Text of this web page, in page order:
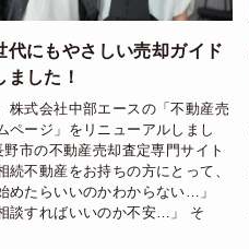
代にもやさしい売却ガイド
ました！
株式会社中部エースの「不動産売
ページ」をリニューアルしまし
市の不動産売却査定専門サイト
続不動産をお持ちの方にとって、
めたらいいのかわからない…」
談すればいいのか不安…」 そ